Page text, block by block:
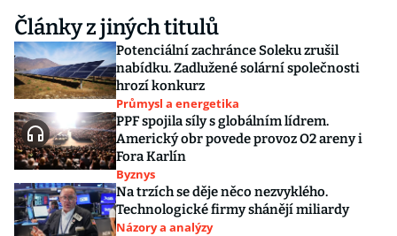
Články z jiných titulů
Potenciální zachránce Soleku zrušil
nabídku. Zadlužené solární společnosti
hrozí konkurz
Průmysl a energetika
PPF spojila síly s globálním lídrem.
Americký obr povede provoz O2 areny i
Fora Karlín
Byznys
Na trzích se děje něco nezvyklého.
Technologické firmy shánějí miliardy
Názory a analýzy